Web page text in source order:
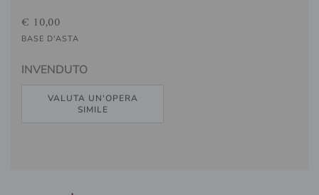
€ 10,00
BASE D'ASTA
INVENDUTO
VALUTA UN'OPERA
SIMILE